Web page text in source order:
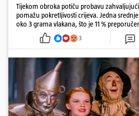
Tijekom obroka potiču probavu
pomažu pokretljivosti crijeva. Jedna
oko 3 grama vlakana, što je 11 %
3